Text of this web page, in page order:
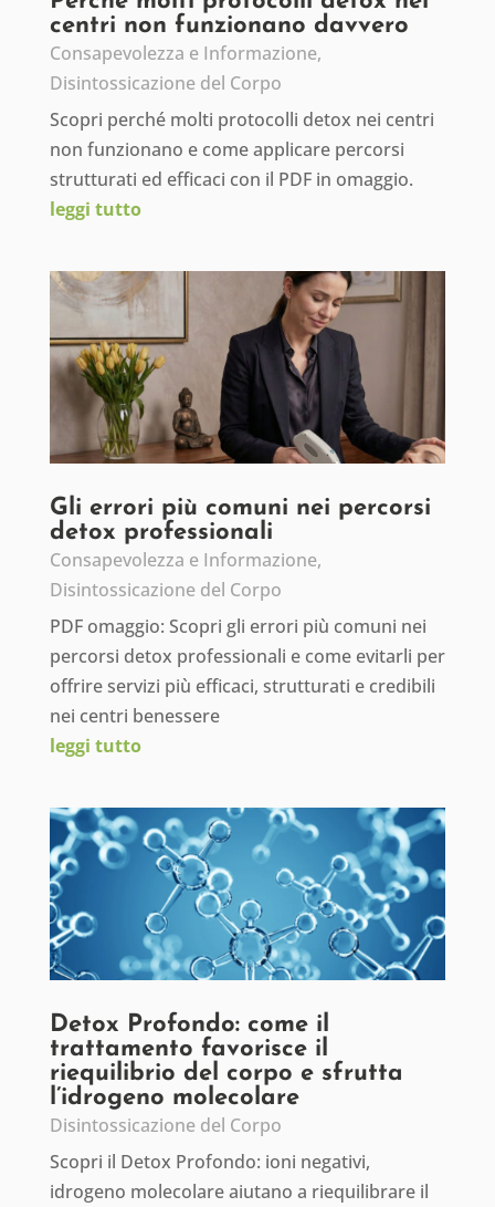
centri non funzionano davvero
Consapevolezza e Informazione,
Disintossicazione del Corpo
Scopri perché molti protocolli detox nei centri
non funzionano e come applicare percorsi
strutturati ed efficaci con il PDF in omaggio.
leggi tutto
Gli errori più comuni nei percorsi
detox professionali
Consapevolezza e Informazione,
Disintossicazione del Corpo
PDF omaggio: Scopri gli errori più comuni nei
percorsi detox professionali e come evitarli per
offrire servizi più efficaci, strutturati e credibili
nei centri benessere
leggi tutto
Detox Profondo: come il
trattamento favorisce il
riequilibrio del corpo e sfrutta
l’idrogeno molecolare
Disintossicazione del Corpo
Scopri il Detox Profondo: ioni negativi,
idrogeno molecolare aiutano a riequilibrare il